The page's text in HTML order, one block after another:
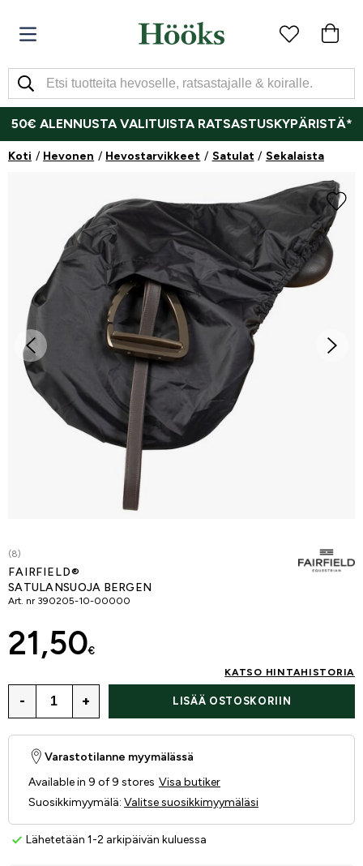
50€ ALENNUSTA VALITUISTA RATSASTUSKYPÄRISTÄ*
Koti Hevonen Hevostarvikkeet Satulat Sekalaista
(8)
FAIRFIELD®
SATULANSUOJA BERGEN
Art. nr 390205-10-00000
21,50€
KATSO HINTAHISTORIA
- + LISÄÄ OSTOSKORIIN
Lähetetään 1-2 arkipäivän kuluessa
Varastotilanne myymälässä
Available in 9 of 9 stores Visa butiker
Suosikkimyymälä: Valitse suosikkimyymäläsi